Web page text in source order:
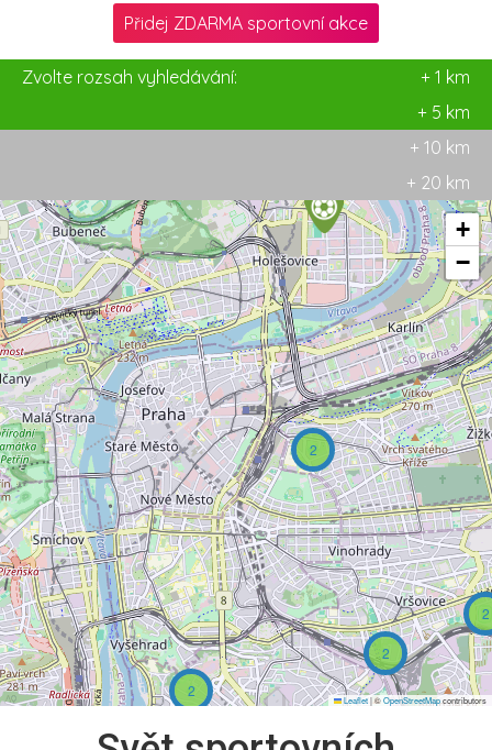
Přidej ZDARMA sportovní akce
Zvolte rozsah vyhledávání:
+ 1 km
+ 5 km
+ 10 km
+ 20 km
2
2
2
2
+
−
Leaflet|©OpenStreetMapcontributors